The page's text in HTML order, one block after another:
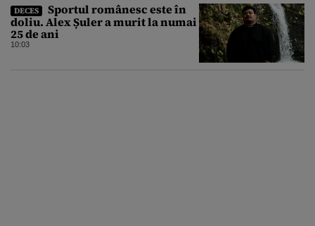
DECES
Sportul românesc este în
doliu. Alex Șuler a murit la numai
25 de ani
10:03